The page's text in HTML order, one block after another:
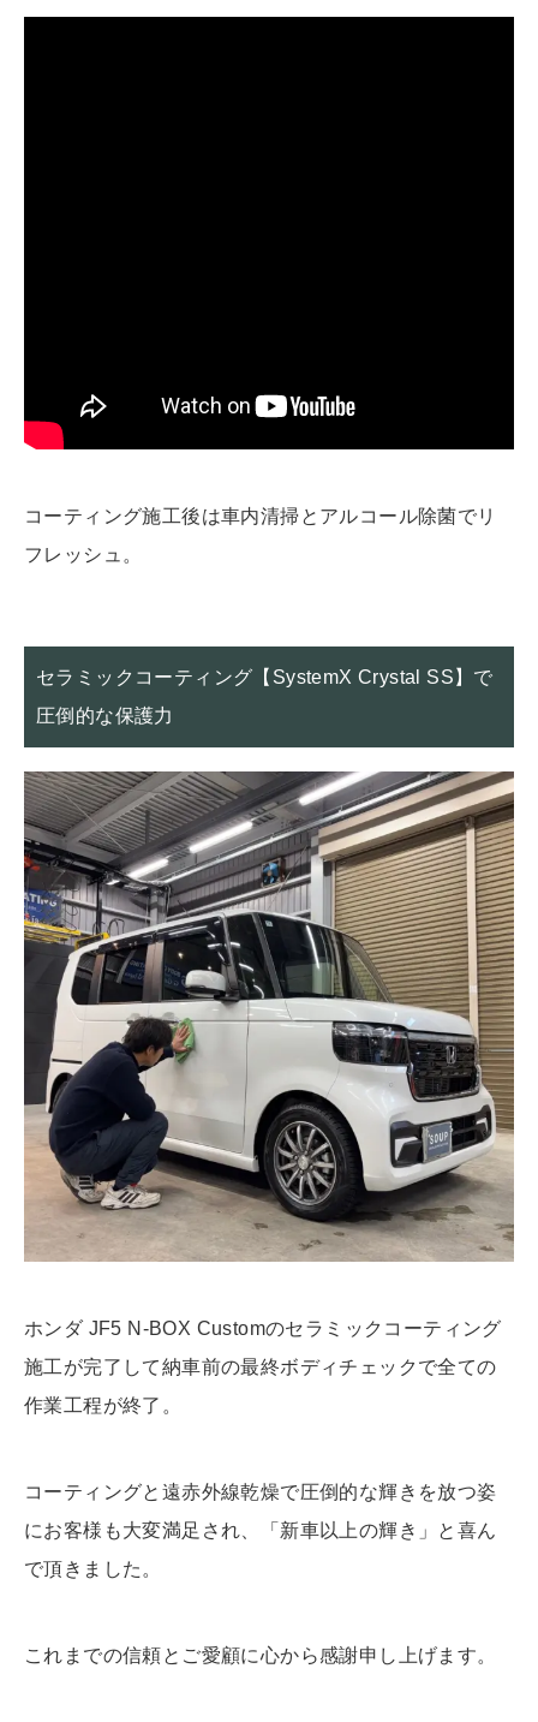
コーティング施工後は車内清掃とアルコール除菌でリ
フレッシュ。
セラミックコーティング【SystemX Crystal SS】で
圧倒的な保護力
ホンダ JF5 N-BOX Customのセラミックコーティング
施工が完了して納車前の最終ボディチェックで全ての
作業工程が終了。
コーティングと遠赤外線乾燥で圧倒的な輝きを放つ姿
にお客様も大変満足され、「新車以上の輝き」と喜ん
で頂きました。
これまでの信頼とご愛顧に心から感謝申し上げます。